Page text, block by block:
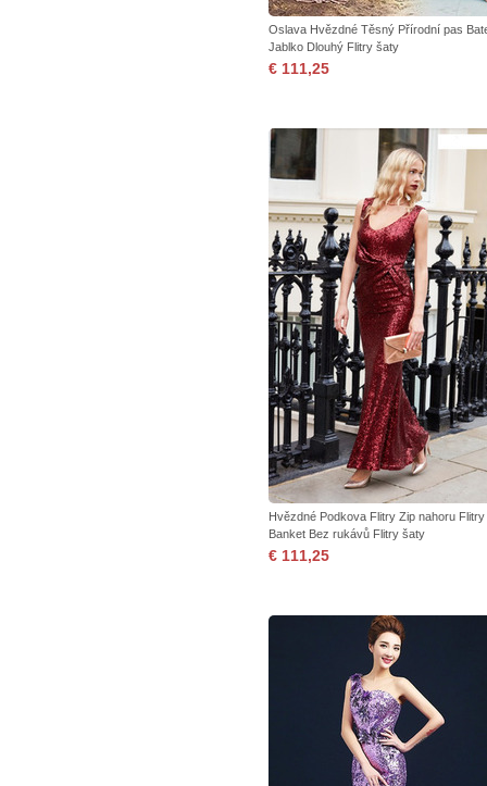
Oslava Hvězdné Těsný Přírodní pas
Jablko Dlouhý Flitry šaty
€ 111,25
Hvězdné Podkova Flitry Zip nahoru Flitry
Banket Bez rukávů Flitry šaty
€ 111,25